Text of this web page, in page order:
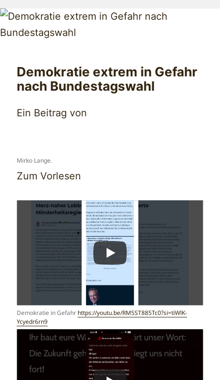
Demokratie extrem in Gefahr
nach Bundestagswahl
Ein Beitrag von
Mirko Lange.
Zum Vorlesen
Demokratie in Gefahr https://youtu.be/RM5ST885Tc0?si=tiWlK-
Ycyedr6rn9